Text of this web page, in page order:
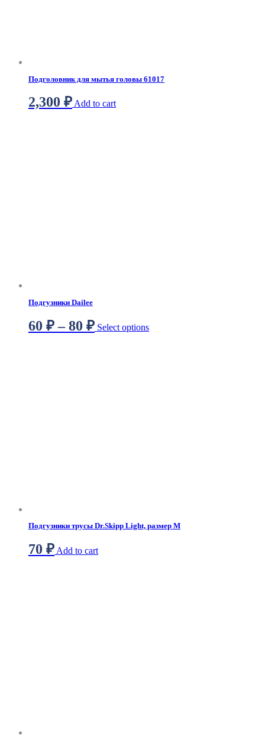
Подголовник для мытья головы 61017
2,300 ₽Add to cart
Подгузники Dailee
60 ₽–80 ₽ Select options
Подгузники трусы Dr.Skipp Light, размер М
70 ₽ Add to cart